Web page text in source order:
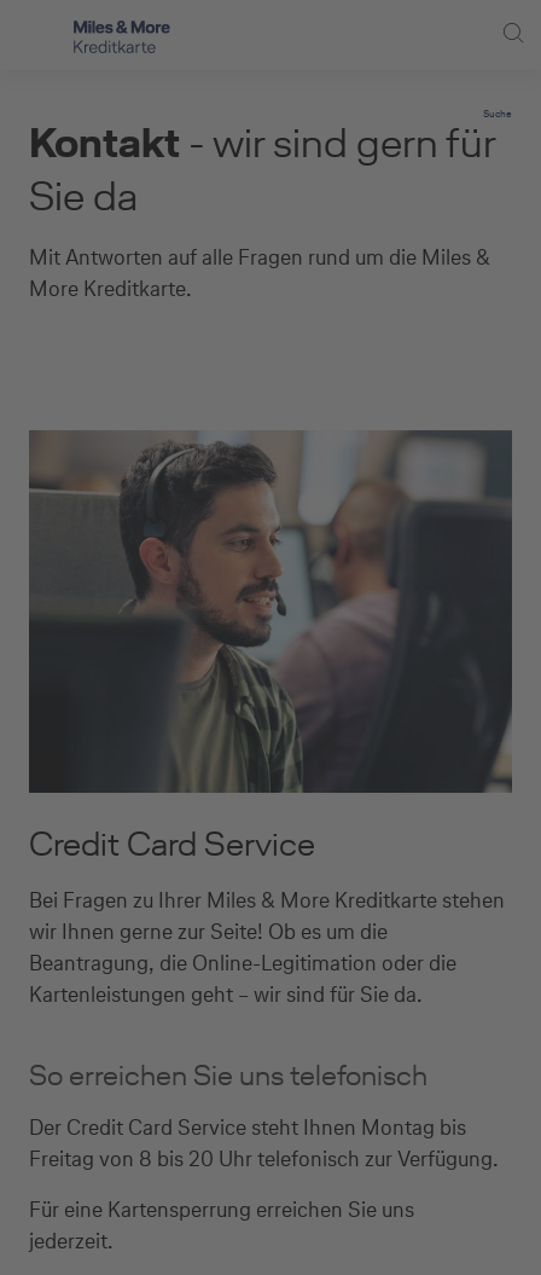
Direkt zur Suche (Enter drücken)
Direkt zum Hauptinhalt (Enter drücken)
Suche
Selbstständige
Unternehmen
Service
Kreditkarten
Kreditkarten für Vielfliegende
Zusatzpakete
Kontakt - wir sind gern für
Sie da
Mit Antworten auf alle Fragen rund um die Miles &
More Kreditkarte.
Credit Card Service
Bei Fragen zu Ihrer Miles & More Kreditkarte stehen
wir Ihnen gerne zur Seite! Ob es um die
Beantragung, die Online-Legitimation oder die
Kartenleistungen geht – wir sind für Sie da.
So erreichen Sie uns telefonisch
Der Credit Card Service steht Ihnen Montag bis
Freitag von 8 bis 20 Uhr telefonisch zur Verfügung.
Für eine Kartensperrung erreichen Sie uns
jederzeit.